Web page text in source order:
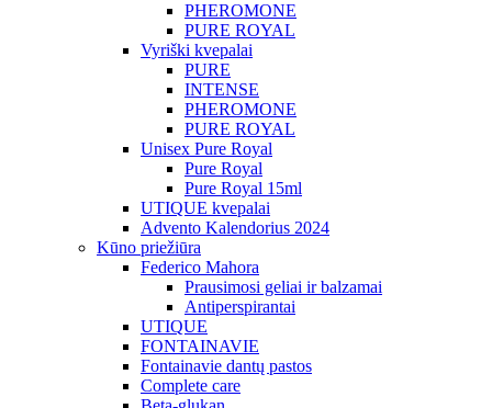
PHEROMONE
PURE ROYAL
Vyriški kvepalai
PURE
INTENSE
PHEROMONE
PURE ROYAL
Unisex Pure Royal
Pure Royal
Pure Royal 15ml
UTIQUE kvepalai
Advento Kalendorius 2024
Kūno priežiūra
Federico Mahora
Prausimosi geliai ir balzamai
Antiperspirantai
UTIQUE
FONTAINAVIE
Fontainavie dantų pastos
Complete care